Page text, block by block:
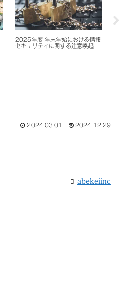
2025年度 年末年始における情報
セキュリティに関する注意喚起
2024.03.01 2024.12.29
abekeiinc